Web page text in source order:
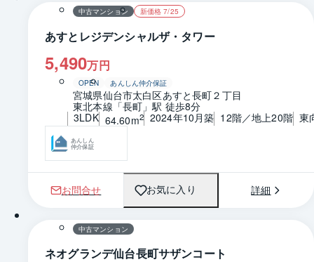
中古マンション 新価格 7/25
あすとレジデンシャルザ・タワー
5,490万円
OPEN あんしん仲介保証
宮城県仙台市太白区あすと長町２丁目
東北本線「長町」駅 徒歩8分
3LDK 64.60m2 2024年10月築 12階／地上20階 東
あんしん
仲介保証
お問合せ お気に入り 詳細
1 / 0 間取り
中古マンション
ネオグランデ仙台長町サザンコート